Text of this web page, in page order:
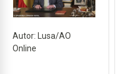
Autor: Lusa/AO
Online